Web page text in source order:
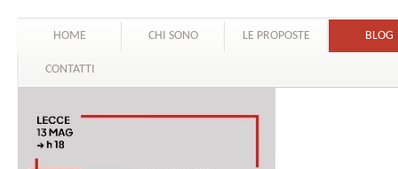
HOME CHI SONO LE PROPOSTE BLOG
CONTATTI